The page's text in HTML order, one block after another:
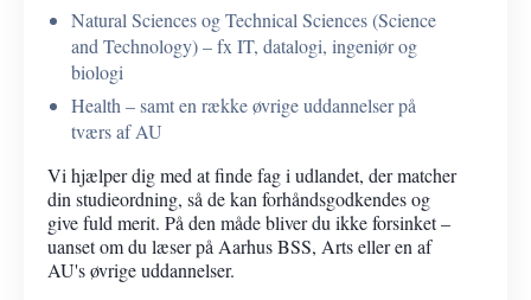
Natural Sciences og Technical Sciences (Science
and Technology) – fx IT, datalogi, ingeniør og
biologi
Health – samt en række øvrige uddannelser på
tværs af AU
Vi hjælper dig med at finde fag i udlandet, der matcher
din studieordning, så de kan forhåndsgodkendes og
give fuld merit. På den måde bliver du ikke forsinket –
uanset om du læser på Aarhus BSS, Arts eller en af
AU's øvrige uddannelser.